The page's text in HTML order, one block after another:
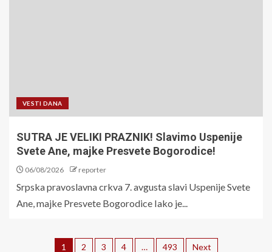
VESTI DANA
SUTRA JE VELIKI PRAZNIK! Slavimo Uspenije
Svete Ane, majke Presvete Bogorodice!
06/08/2026 reporter
Srpska pravoslavna crkva 7. avgusta slavi Uspenije Svete
Ane, majke Presvete Bogorodice Iako je...
1 2 3 4 … 493 Next